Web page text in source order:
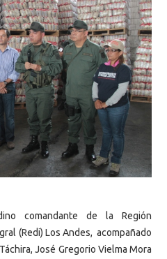
comandante de la Región
(Redi) Los Andes, acompañado
José Gregorio Vielma Mora